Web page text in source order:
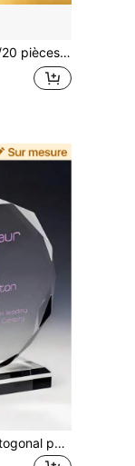
métal durable, ensemble de prix sportifs, décoration d'activité de plein air, design de médaille classique, poli
Cadre photo trophée octogonal personnalisé, photo gravée au laser ou imprimée, trophée de récompense pour entreprise et fête, décoration de bureau, cadeau commémoratif d'honneur